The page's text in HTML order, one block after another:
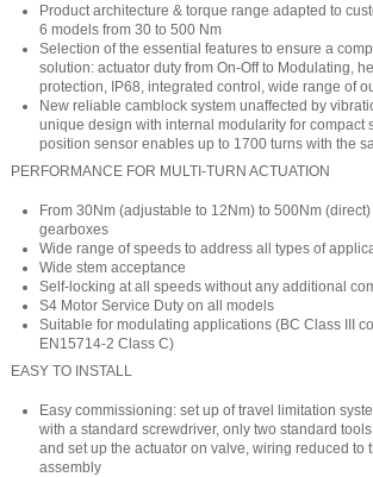
Product architecture & torque range adapted to
6 models from 30 to 500 Nm
Selection of the essential features to ensure a
solution: actuator duty from On-Off to Modulating,
protection, IP68, integrated control, wide range of
New reliable camblock system unaffected by
unique design with internal modularity for compact
position sensor enables up to 1700 turns with the
PERFORMANCE FOR MULTI-TURN ACTUATION
From 30Nm (adjustable to 12Nm) to 500Nm
gearboxes
Wide range of speeds to address all types of
Wide stem acceptance
Self-locking at all speeds without any additional
S4 Motor Service Duty on all models
Suitable for modulating applications (BC Class III
EN15714-2 Class C)
EASY TO INSTALL
Easy commissioning: set up of travel limitation
with a standard screwdriver, only two standard
and set up the actuator on valve, wiring reduced to
assembly